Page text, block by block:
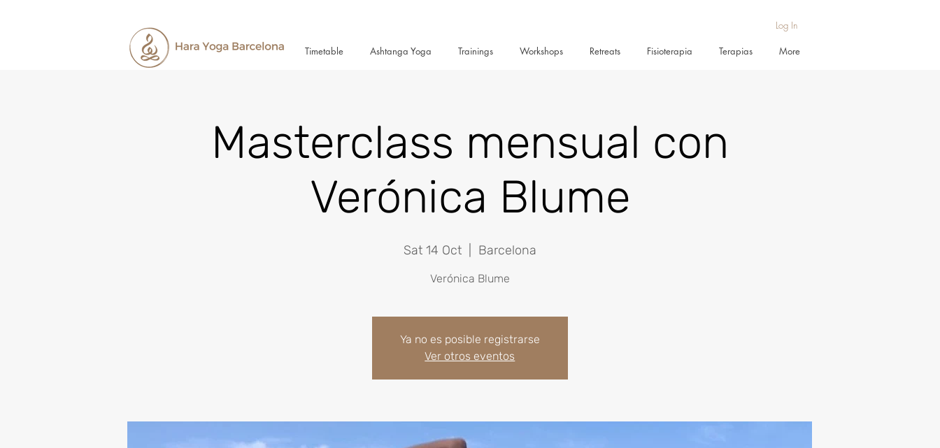
Log In
Timetable Ashtanga Yoga Trainings Workshops Retreats Fisioterapia Terapias More
Masterclass mensual con
Verónica Blume
Sat 14 Oct
  |
Barcelona
Verónica Blume
Ya no es posible registrarse
Ver otros eventos